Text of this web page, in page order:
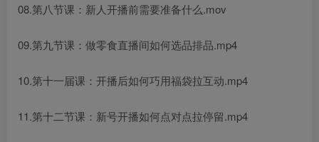
08.第八节课：新人开播前需要准备什么.mov
09.第九节课：做零食直播间如何选品排品.mp4
10.第十一届课：开播后如何巧用福袋拉互动.mp4
11.第十二节课：新号开播如何点对点拉停留.mp4